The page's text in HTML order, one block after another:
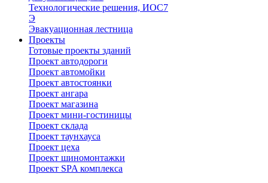
Технологические решения, ИОC7
Э
Эвакуационная лестница
Проекты
Готовые проекты зданий
Проект автодороги
Проект автомойки
Проект автостоянки
Проект ангара
Проект магазина
Проект мини-гостиницы
Проект склада
Проект таунхауса
Проект цеха
Проект шиномонтажки
Проект SPA комплекса